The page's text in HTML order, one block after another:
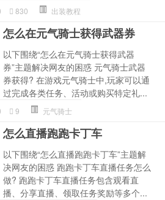
830 出装教程
怎么在元气骑士获得武器券
以下围绕“怎么在元气骑士获得武器
券”主题解决网友的困惑 元气骑士武器
券获得? 在游戏元气骑士中,玩家可以通
过完成各类任务、活动或购买特定礼...
9 元气骑士
怎么直播跑跑卡丁车
以下围绕“怎么直播跑跑卡丁车”主题解
决网友的困惑 跑跑卡丁车直播任务怎么
做? 跑跑卡丁车直播任务包含观看直
播、分享直播、领取任务奖励等多个...